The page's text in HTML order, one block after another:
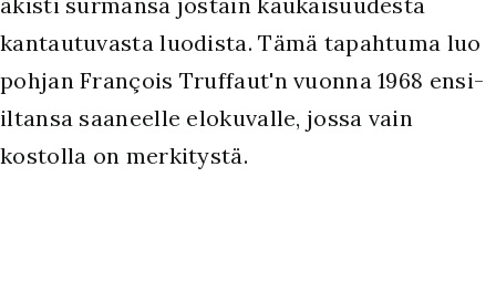
kantautuvasta luodista. Tämä tapahtuma luo
pohjan François Truffaut'n vuonna 1968 ensi-
iltansa saaneelle elokuvalle, jossa vain
kostolla on merkitystä.